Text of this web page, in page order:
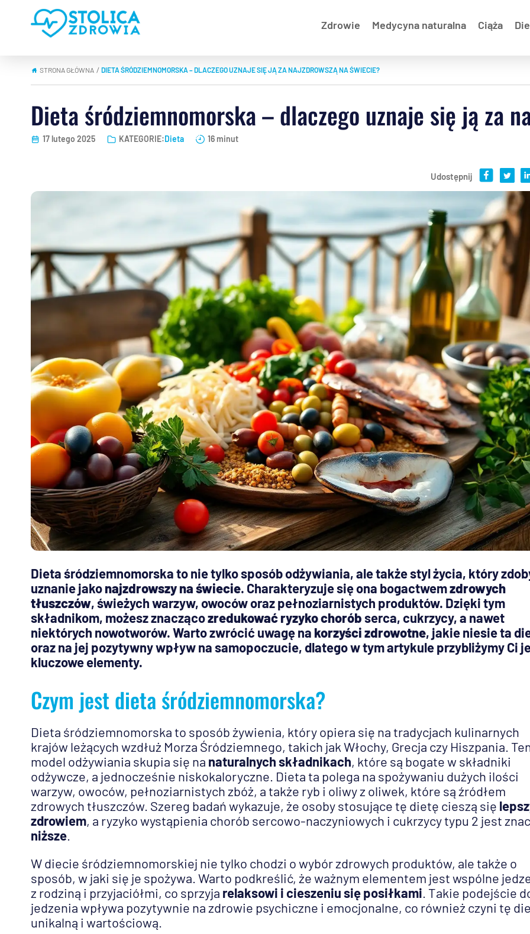
Zdrowie Medycyna naturalna Ciąża
STRONA GŁÓWNA | DIETA ŚRÓDZIEMNOMORSKA – DLACZEGO UZNAJE SIĘ JĄ ZA NAJZDROWSZĄ NA ŚWIECIE?
Dieta śródziemnomorska – dlaczego uznaje się ją za
17 lutego 2025 KATEGORIE:Dieta 16 minut
Udostępnij
Dieta śródziemnomorska to nie tylko sposób odżywiania, ale także styl życia, który
uznanie jakonajzdrowszy na świecie. Charakteryzuje się ona bogactwemzdrowych
tłuszczów, świeżych warzyw, owoców oraz pełnoziarnistych produktów. Dzięki tym
składnikom, możesz znaczącozredukować ryzyko choróbserca, cukrzycy, a nawet
niektórych nowotworów. Warto zwrócić uwagę na korzyści zdrowotne, jakie niesie ta
oraz na jej pozytywny wpływ na samopoczucie, dlatego w tym artykule przybliżymy Ci
kluczowe elementy.
Czym jest dieta śródziemnomorska?
Dieta śródziemnomorska to sposób żywienia, który opiera się na tradycjach kulinarnych
krajów leżących wzdłuż Morza Śródziemnego, takich jak Włochy, Grecja czy Hiszpania.
model odżywiania skupia się na naturalnych składnikach, które są bogate w składniki
odżywcze, a jednocześnie niskokaloryczne. Dieta ta polega na spożywaniu dużych ilości
warzyw, owoców, pełnoziarnistych zbóż, a także ryb i oliwy z oliwek, które są źródłem
zdrowych tłuszczów. Szereg badań wykazuje, że osoby stosujące tę dietę cieszą się
zdrowiem, a ryzyko wystąpienia chorób sercowo-naczyniowych i cukrzycy typu 2 jest
niższe
W diecie śródziemnomorskiej nie tylko chodzi o wybór zdrowych produktów, ale także o
sposób, w jaki się je spożywa. Warto podkreślić, że ważnym elementem jest wspólne
z rodziną i przyjaciółmi, co sprzyja relaksowi i cieszeniu się posiłkami . Takie podejście
jedzenia wpływa pozytywnie na zdrowie psychiczne i emocjonalne, co również czyni tę
unikalną i wartościową.